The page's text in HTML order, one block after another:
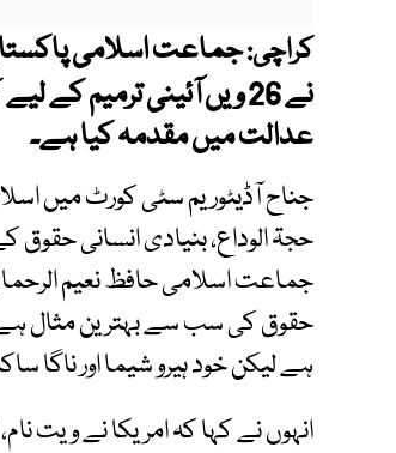
کراچی:جماعت اسلامی
نے 26 ویں آئینی ترمیم
عدالت میں مقدمہ کیا ہے۔
جناح آڈیٹوریم سٹی کورٹ میں
حجۃ الوداع، بنیادی انسانی
جماعت اسلامی حافظ نعیم
حقوق کی سب سے بہترین مثال ہے،
ہے لیکن خود ہیرو شیما اور ناگا